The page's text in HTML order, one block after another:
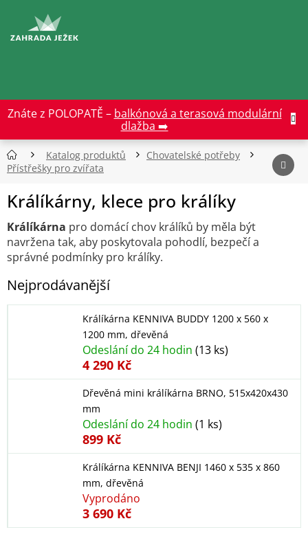
obsah
Znáte z POLOPATĚ – balkónová a terasová modulární
dlažba ➡️
Katalog produktů
Chovatelské potřeby
Přístřešky pro zvířata
Králíkárny, klece pro králíky
Králíkárna pro domácí chov králíků by měla být
navržena tak, aby poskytovala pohodlí, bezpečí a
správné podmínky pro králíky.
Nejprodávanější
Králíkárna KENNIVA BUDDY 1200 x 560 x
1200 mm, dřevěná
Odeslání do 24 hodin (13 ks)
4 290 Kč
Dřevěná mini králíkárna BRNO, 515x420x430
mm
Odeslání do 24 hodin (1 ks)
899 Kč
Králíkárna KENNIVA BENJI 1460 x 535 x 860
mm, dřevěná
Vyprodáno
3 690 Kč